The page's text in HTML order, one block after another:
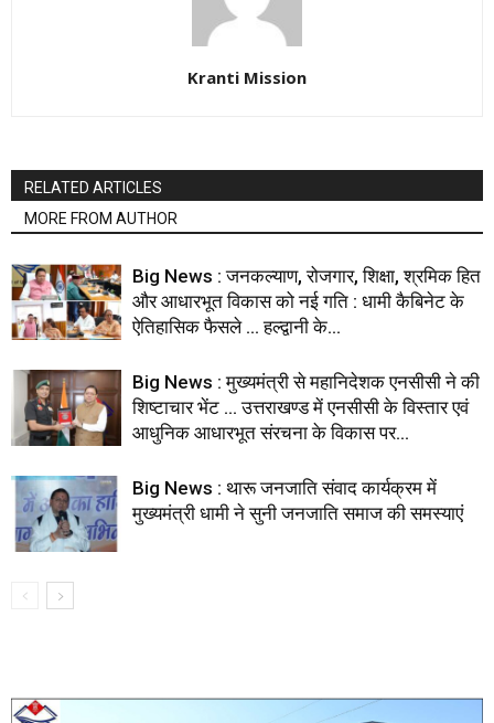
Kranti Mission
RELATED ARTICLES
MORE FROM AUTHOR
Big News : जनकल्याण, रोजगार, शिक्षा, श्रमिक हित
और आधारभूत विकास को नई गति : धामी कैबिनेट के
ऐतिहासिक फैसले … हल्द्वानी के...
Big News : मुख्यमंत्री से महानिदेशक एनसीसी ने की
शिष्टाचार भेंट … उत्तराखण्ड में एनसीसी के विस्तार एवं
आधुनिक आधारभूत संरचना के विकास पर...
Big News : थारू जनजाति संवाद कार्यक्रम में
मुख्यमंत्री धामी ने सुनी जनजाति समाज की समस्याएं